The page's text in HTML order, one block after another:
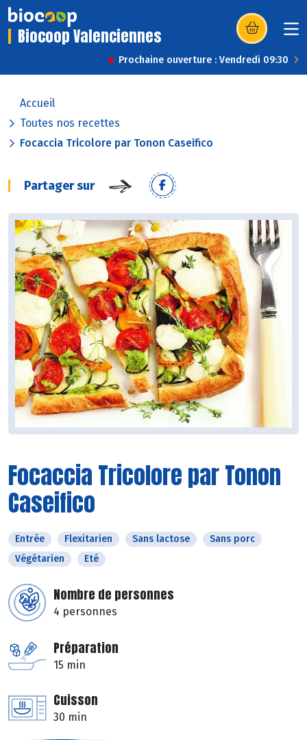
Biocoop Valenciennes (s’ouvre dans
Prochaine ouverture : Vendredi 09:30
Accueil
Toutes nos recettes
Focaccia Tricolore par Tonon Caseifico
Partager sur
Focaccia Tricolore par Tonon
Caseifico
Entrée Flexitarien Sans lactose
Sans porc
Végétarien
Eté
Nombre de personnes
4 personnes
Préparation
15 min
Cuisson
30 min